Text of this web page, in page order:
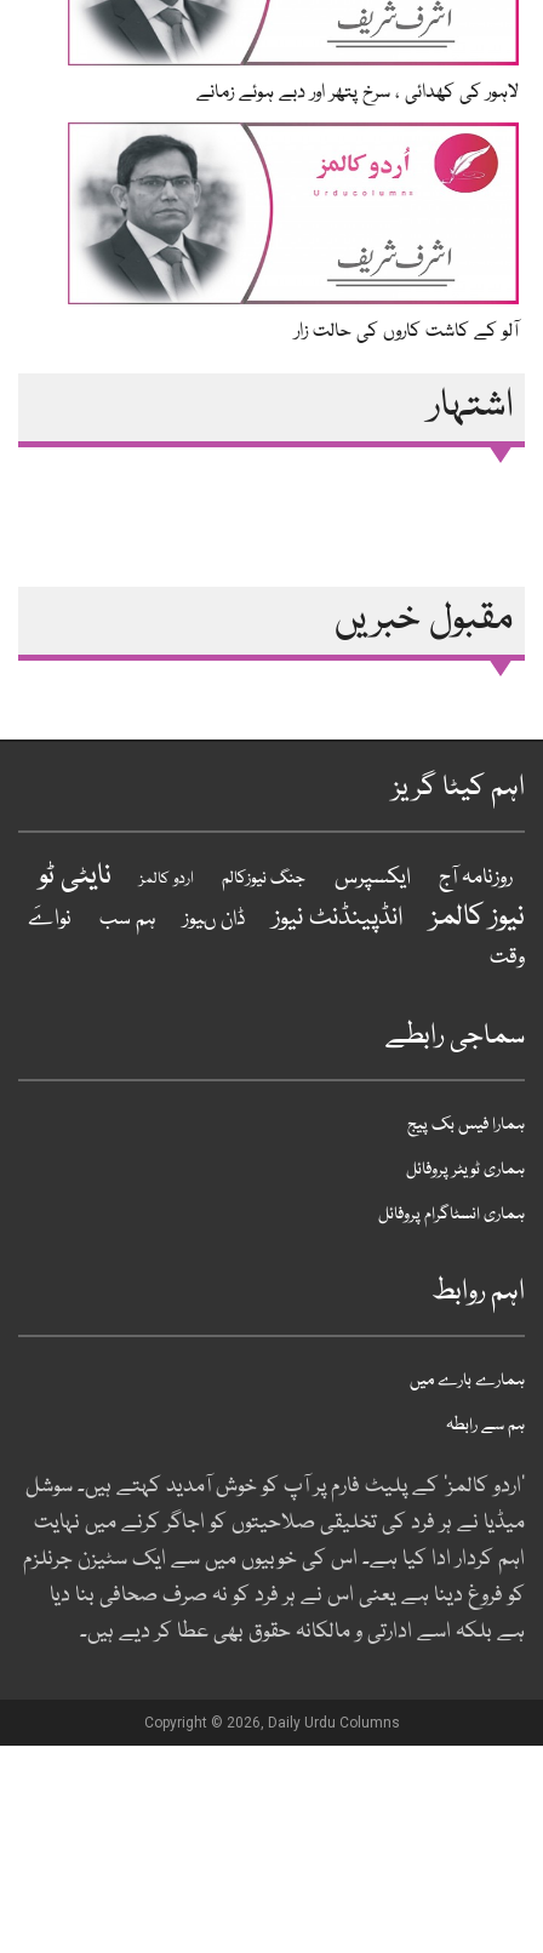
لاہور کی کھدائی ، سرخ پتھر اور دبے ہوئے زمانے
آلو کے کاشت کاروں کی حالت زار
اشتہار
مقبول خبریں
کیٹا گریز
روزنامہ آج ایکسپرس جنگ نیوزکالم اردو کالمز
نایٹی ٹو
کالمز
انڈپینڈنٹ نیوز ڈان ںیوز ہم سب
نواےَ
رابطے
فیس بک پیج
ٹویٹر پروفائل
انسٹاگرام پروفائل
روابط
بارے میں
سے رابطہ
کالمز‘ کے پلیٹ فارم پر آپ کو خوش آمدید کہتے ہیں۔ سوشل
نے ہر فرد کی تخلیقی صلاحیتوں کو اجاگر کرنے میں نہایت
کردار ادا کیا ہے۔ اس کی خوبیوں میں سے ایک سٹیزن جرنلزم
فروغ دینا ہے یعنی اس نے ہر فرد کو نہ صرف صحافی بنا دیا
بلکہ اسے ادارتی و مالکانہ حقوق بھی عطا کر دیے ہیں۔
Copyright © 2026, Daily Urdu Columns